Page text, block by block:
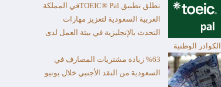
تطلق تطبيق TOEIC® Palفي المملكة
العربية السعودية لتعزيز مهارات
التحدث بالإنجليزية في بيئة العمل لدى
الكوادر الوطنية
%63 زيادة مشتريات المصارف في
السعودية من النقد الأجنبي خلال يونيو